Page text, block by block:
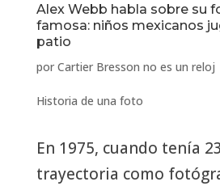
Alex Webb habla sobre su
famosa: niños mexicanos
patio
por Cartier Bresson no es un reloj
Historia de una foto
En 1975, cuando tenía
trayectoria como